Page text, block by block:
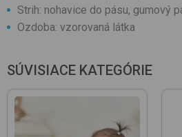
Strih: nohavice do pásu, gumový
Ozdoba: vzorovaná látka
SÚVISIACE KATEGÓRIE